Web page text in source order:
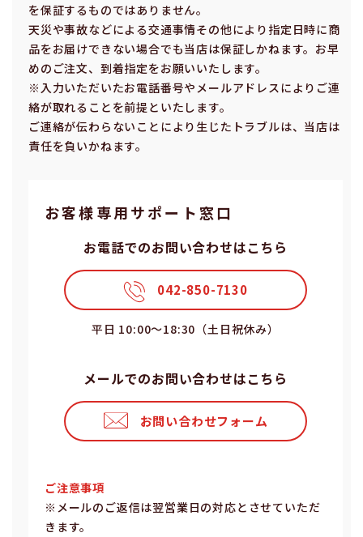
を保証するものではありません。
天災や事故などによる交通事情その他により指定⽇時に商
品をお届けできない場合でも当店は保証しかねます。お早
めのご注⽂、到着指定をお願いいたします。
※⼊⼒いただいたお電話番号やメールアドレスによりご連
絡が取れることを前提といたします。
ご連絡が伝わらないことにより⽣じたトラブルは、当店は
責任を負いかねます。
お客様専⽤サポート窓⼝
お電話でのお問い合わせはこちら
042-850-7130
平⽇ 10:00〜18:30（⼟⽇祝休み）
メールでのお問い合わせはこちら
お問い合わせフォーム
ご注意事項
※メールのご返信は翌営業⽇の対応とさせていただ
きます。